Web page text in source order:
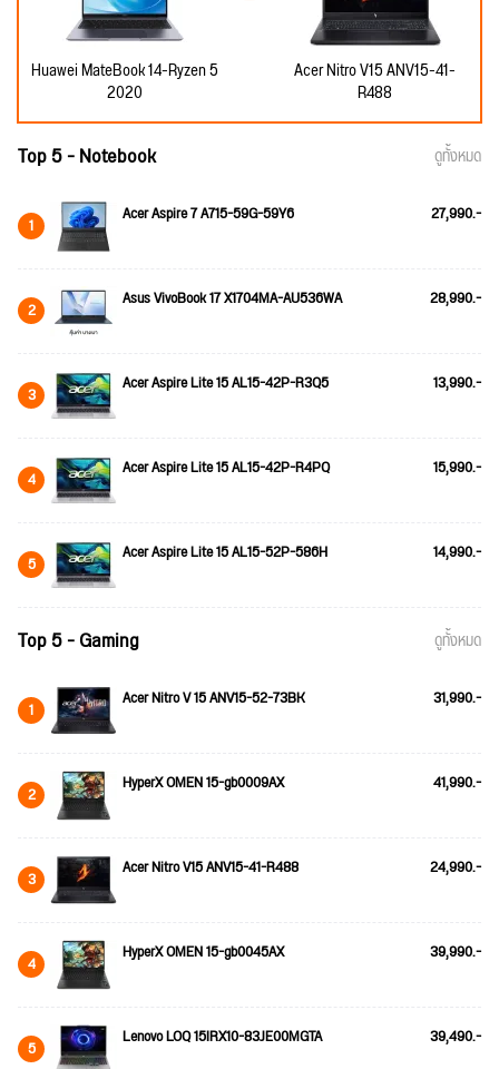
Huawei MateBook 14-Ryzen 5
2020
Acer Nitro V15 ANV15-41-
R488
Top 5 - Notebook ดูทั้งหมด
1 Acer Aspire 7 A715-59G-59Y6 27,990.-
2 Asus VivoBook 17 X1704MA-AU536WA 28,990.-
3 Acer Aspire Lite 15 AL15-42P-R3Q5 13,990.-
4 Acer Aspire Lite 15 AL15-42P-R4PQ 15,990.-
5 Acer Aspire Lite 15 AL15-52P-586H 14,990.-
Top 5 - Gaming ดูทั้งหมด
1 Acer Nitro V 15 ANV15-52-73BK 31,990.-
2 HyperX OMEN 15-gb0009AX 41,990.-
3 Acer Nitro V15 ANV15-41-R488 24,990.-
4 HyperX OMEN 15-gb0045AX 39,990.-
5 Lenovo LOQ 15IRX10-83JE00MGTA 39,490.-